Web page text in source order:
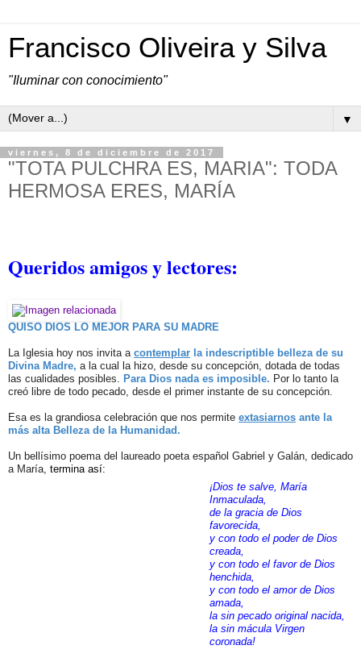
Francisco Oliveira y Silva
"Iluminar con conocimiento"
▼
viernes, 8 de diciembre de 2017
"TOTA PULCHRA ES, MARIA": TODA
HERMOSA ERES, MARÍA
Queridos amigos y lectores:
QUISO DIOS LO MEJOR PARA SU MADRE
La Iglesia hoy nos invita a contemplar la indescriptible belleza de su
Divina Madre, a la cual la hizo, desde su concepción, dotada de todas
las cualidades posibles.
Para Dios nada es imposible. Por lo tanto la
creó libre de todo pecado, desde el primer instante de su concepción.
Esa es la grandiosa celebración que nos permite extasiarnos ante la
más alta Belleza de la Humanidad.
Un bellísimo poema del laureado poeta español Gabriel y Galán, dedicado
a María, termina así:
¡Dios te salve, María
Inmaculada,
de la gracia de Dios
favorecida,
y con todo el poder de Dios
creada,
y con todo el favor de Dios
henchida,
y con todo el amor de Dios
amada,
la sin pecado original nacida,
la sin mácula Virgen
coronada!